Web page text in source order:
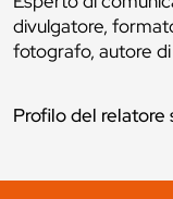
divulgatore,
fotografo, autore di
Profilo del relatore